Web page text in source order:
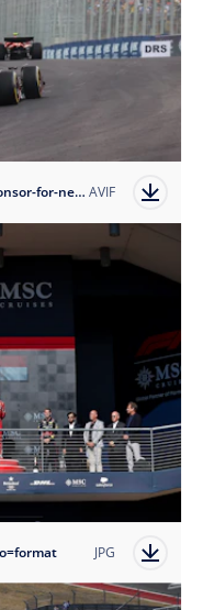
1760968188-msc-cruises-will-be-title-sponsor-for-next-year-s-race-in-brazil-photo-fromormula-1-msc-cruises-grande-premio-de-sao-paulo-2024?auto=format AVIF
JPG